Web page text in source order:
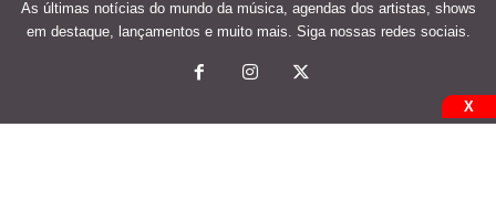
As últimas notícias do mundo da música, agendas dos artistas, shows
em destaque, lançamentos e muito mais. Siga nossas redes sociais.
X